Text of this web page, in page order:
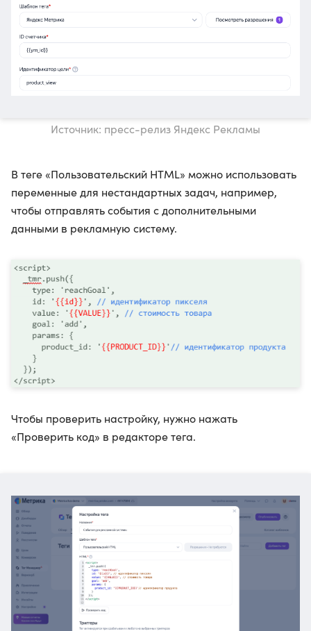
Источник: пресс-релиз Яндекс Рекламы
В теге «Пользовательский HTML» можно использовать
переменные для нестандартных задач, например,
чтобы отправлять события с дополнительными
данными в рекламную систему.
Чтобы проверить настройку, нужно нажать
«Проверить код» в редакторе тега.